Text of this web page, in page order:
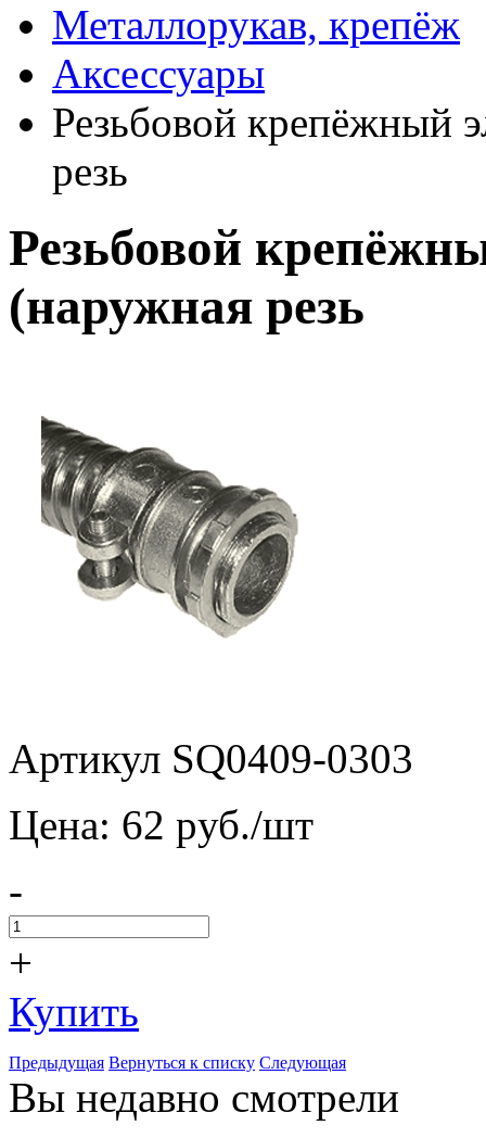
Металлорукав, крепёж
Аксессуары
Резьбовой крепёжный
резь
Резьбовой
(наружная резь
Артикул SQ0409-0303
Цена: 62 pуб./шт
-
+
Купить
Предыдущая Вернуться к списку Следующая
Вы недавно смотрели